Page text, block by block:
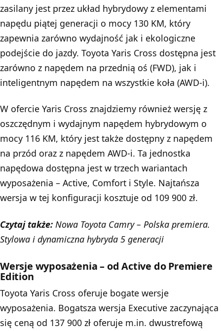
zasilany jest przez układ hybrydowy z elementami
napędu piątej generacji o mocy 130 KM, który
zapewnia zarówno wydajność jak i ekologiczne
podejście do jazdy. Toyota Yaris Cross dostępna jest
zarówno z napędem na przednią oś (FWD), jak i
inteligentnym napędem na wszystkie koła (AWD-i).
W ofercie Yaris Cross znajdziemy również wersję z
oszczędnym i wydajnym napędem hybrydowym o
mocy 116 KM, który jest także dostępny z napędem
na przód oraz z napędem AWD-i. Ta jednostka
napędowa dostępna jest w trzech wariantach
wyposażenia – Active, Comfort i Style. Najtańsza
wersja w tej konfiguracji kosztuje od 109 900 zł.
Czytaj także: Nowa Toyota Camry – Polska premiera.
Stylowa i dynamiczna hybryda 5 generacji
Wersje wyposażenia – od Active do Premiere
Edition
Toyota Yaris Cross oferuje bogate wersje
wyposażenia. Bogatsza wersja Executive zaczynająca
się ceną od 137 900 zł oferuje m.in. dwustrefową